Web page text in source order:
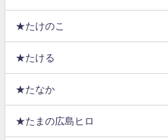
★たけのこ
★たける
★たなか
★たまの広島ヒロ